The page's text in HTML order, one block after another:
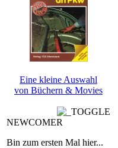
Eine kleine Auswahl
von Büchern & Movies
NEWCOMER
Bin zum ersten Mal hier...